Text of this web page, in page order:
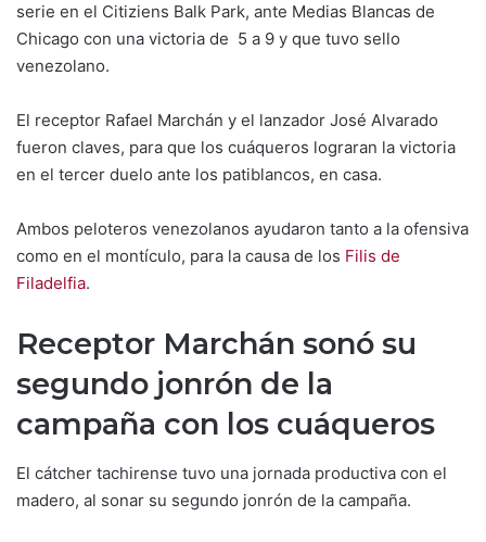
serie en el Citiziens Balk Park, ante Medias Blancas de
Chicago con una victoria de 5 a 9 y que tuvo sello
venezolano.
El receptor Rafael Marchán y el lanzador José Alvarado
fueron claves, para que los cuáqueros lograran la victoria
en el tercer duelo ante los patiblancos, en casa.
Ambos peloteros venezolanos ayudaron tanto a la ofensiva
como en el montículo, para la causa de los Filis de
Filadelfia.
Receptor Marchán sonó su
segundo jonrón de la
campaña con los cuáqueros
El cátcher tachirense tuvo una jornada productiva con el
madero, al sonar su segundo jonrón de la campaña.